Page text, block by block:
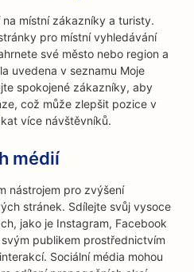
místní zákazníky a turisty.
pro místní vyhledávání
své město nebo region a
uvedena v seznamu Moje
spokojené zákazníky, aby
což může zlepšit pozice v
více návštěvníků.
médií
nástrojem pro zvýšení
stránek. Sdílejte svůj vysoce
jako je Instagram, Facebook
publikem prostřednictvím
Sociální média mohou